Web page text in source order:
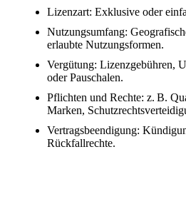
Lizenzart: Exklusive oder
Nutzungsumfang:
erlaubte Nutzungsformen.
Vergütung: Lizenzgebühren,
oder Pauschalen.
Pflichten und Rechte: z. B.
Marken,
Vertragsbeendigung:
Rückfallrechte.